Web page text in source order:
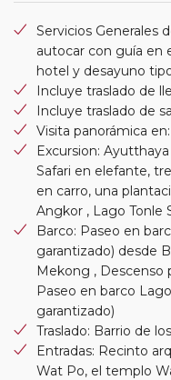
Servicios Generales
autocar con guía en
hotel y desayuno
Incluye traslado de
Incluye traslado de
Visita panorámica
Excursion:
Safari en elefante,
en carro, una
Angkor , Lago Tonle
Barco: Paseo en
garantizado) desde
Mekong , Descenso
Paseo en barco
garantizado)
Traslado: Barrio de
Entradas: Recinto
Wat Po, el templo